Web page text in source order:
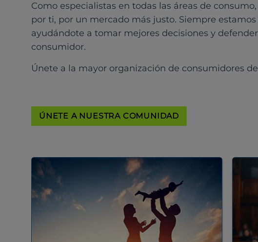
Como especialistas en todas las áreas de
por ti, por un mercado más justo. Siempre
ayudándote a tomar mejores decisiones y
consumidor.
Únete a la mayor organización de consumidores
ÚNETE A NUESTRA COMUNIDAD